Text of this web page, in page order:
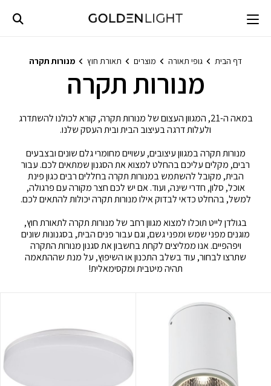
content
דף הבית גופי תאורה מוצרים תאורת חוץ מנורות תקרה
מנורות תקרה
במאה ה-21, המגוון העצום של מנורות תקרה, קורא לכולנו להשתדרג
ולעלות דרגה בעיצוב הבית ובית העסק שלנו.
מנורות תקרה במגוון עיצובים, עשויים מחומרי גלם שונים ובצבעים
רבים, מקלים עליכם בהחלט למצוא את הסגנון שמתאים לכם. עבור
הבית, מקובל להשתמש במנורות תקרה בחללים רבים כגון פינת
אוכל, סלון, חדרי שינה, ועוד. אם יש לכם חצר מקורה עם פרגולה,
למשל, בהחלט כדאי לבדוק אילו מנורות תקרה יכולות להתאים לכם.
בגולדן לייט תוכלו למצוא מגוון רחב של מנורות תקרה לתאורת חוץ,
מוגנים מפני שמש ומפני גשם, וגם עבור פנים הבית, בסגנונות שונים
ויפהפיים. אנו ממליצים לקחת בחשבון את סגנון מנורות התקרה
שתרצו לבחור, עוד בשלב התכנון או השיפוץ, על מנת שההתאמה
תהיה מיטבית ומקסימאלית!